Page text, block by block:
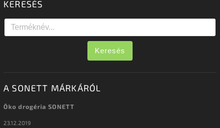
KERESÉS
Keresés
A SONETT MÁRKÁRÓL
Öko drogéria SONETT
23.12.2019